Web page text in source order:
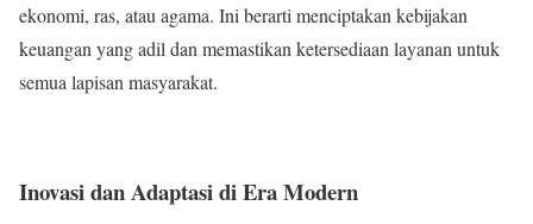
ekonomi, ras, atau agama. Ini berarti menciptakan kebijakan
keuangan yang adil dan memastikan ketersediaan layanan untuk
semua lapisan masyarakat.
Inovasi dan Adaptasi di Era Modern